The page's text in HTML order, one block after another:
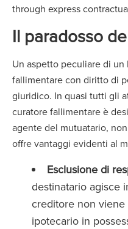
through express
Il paradosso
Un aspetto peculiare di un
fallimentare con diritto di
giuridico. In quasi tutti gli
curatore fallimentare è
agente del mutuatario,
offre vantaggi evidenti al
Esclusione di
destinatario agisce
creditore non
ipotecario in